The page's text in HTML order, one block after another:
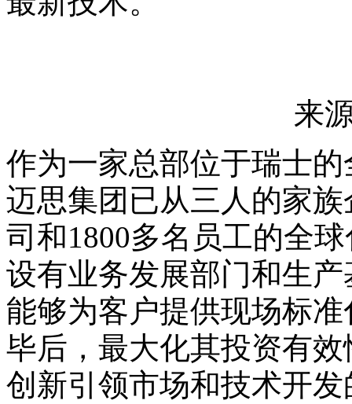
来
作为一家总部位于瑞士
迈思集团已从三人的家
司和1800多名员工的全
设有业务发展部门和生
能够为客户提供现场标
毕后，最大化其投资有
创新引领市场和技术开